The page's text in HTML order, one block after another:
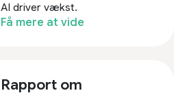
AI driver vækst.
Få mere at vide
Rapport om